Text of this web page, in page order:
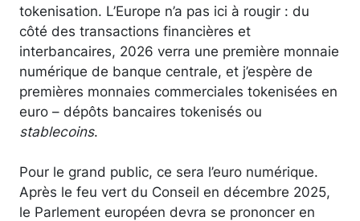
tokenisation. L’Europe n’a pas ici à rougir : du
côté des transactions financières et
interbancaires, 2026 verra une première monnaie
numérique de banque centrale, et j’espère de
premières monnaies commerciales tokenisées en
euro – dépôts bancaires tokenisés ou
stablecoins.
Pour le grand public, ce sera l’euro numérique.
Après le feu vert du Conseil en décembre 2025,
le Parlement européen devra se prononcer en